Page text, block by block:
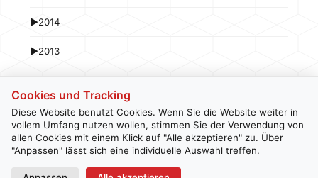
►2014
►2013
KontaktNewsletterImpressumDatenschutz
Cookies und Tracking
Diese Website benutzt Cookies. Wenn Sie die Website weiter in
vollem Umfang nutzen wollen, stimmen Sie der Verwendung von
allen Cookies mit einem Klick auf "Alle akzeptieren" zu. Über
"Anpassen" lässt sich eine individuelle Auswahl treffen.